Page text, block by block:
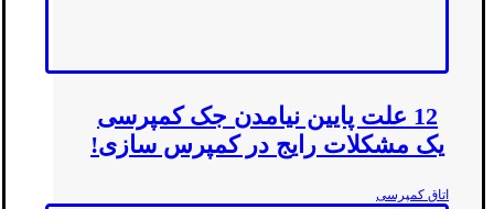
12 علت پایین نیامدن جک کمپرسی
یک مشکلات رایج در کمپرس سازی!
اتاق کمپرسی